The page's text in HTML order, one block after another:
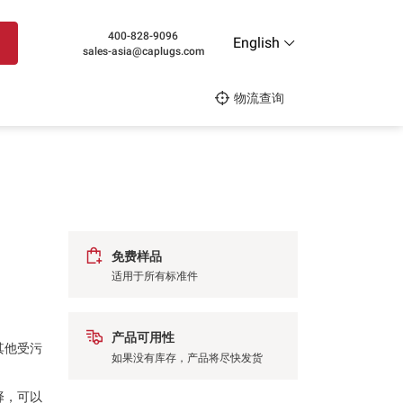
400-828-9096
sales-asia@caplugs.com
English
物流查询
他受污
可以
免费样品
适用于所有标准件
产品可用性
如果没有库存，产品将尽快发货